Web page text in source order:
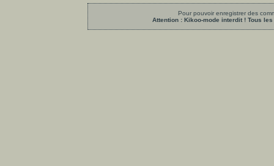
Pour pouvoir enregistrer des
Attention : Kikoo-mode interdit ! Tous